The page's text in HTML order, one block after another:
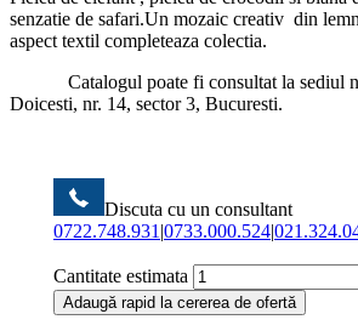
senzatie de safari.Un mozaic creativ din
aspect textil completeaza colectia.
Catalogul poate fi consultat la sediul
Doicesti, nr. 14, sector 3, Bucuresti.
Discuta cu un consultant
0722.748.931 |0733.000.524|
Cantitate estimata
Adaugă rapid la cererea de ofertă